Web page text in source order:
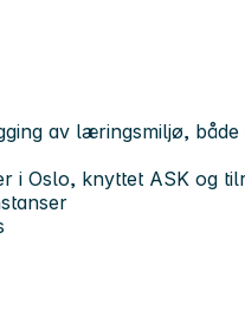
av læringsmiljø,
i Oslo, knyttet ASK og